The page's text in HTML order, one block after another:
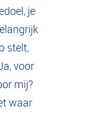
je
stelt,
voor
mij?
waar